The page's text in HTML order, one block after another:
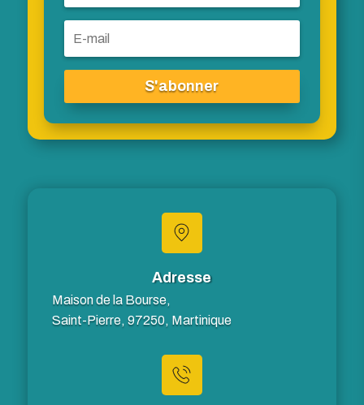
S'abonner
Adresse
Maison de la Bourse,
Saint-Pierre, 97250, Martinique